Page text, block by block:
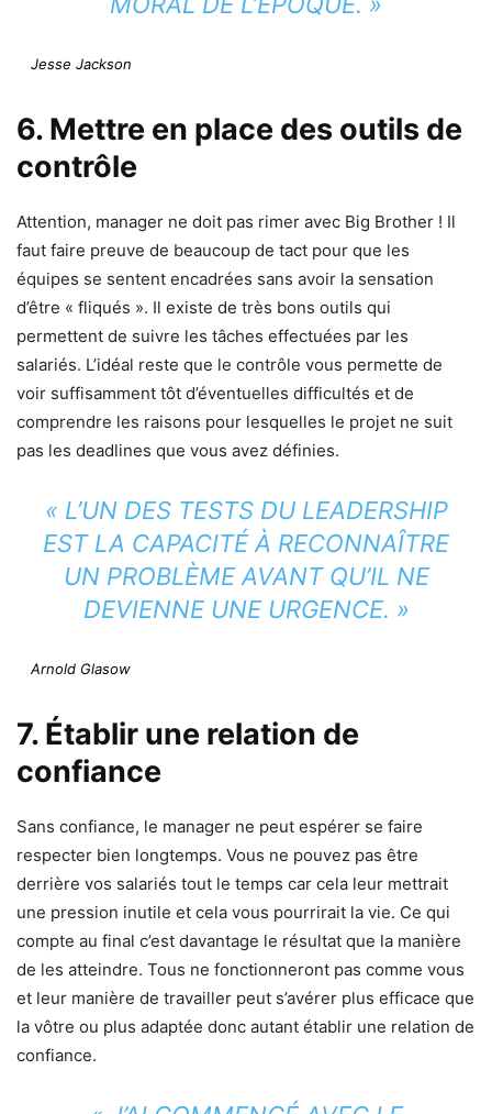
Jesse Jackson
6. Mettre en place des outils de
contrôle
Attention, manager ne doit pas rimer avec Big Brother ! Il
faut faire preuve de beaucoup de tact pour que les
équipes se sentent encadrées sans avoir la sensation
d’être « fliqués ». Il existe de très bons outils qui
permettent de suivre les tâches effectuées par les
salariés. L’idéal reste que le contrôle vous permette de
voir suffisamment tôt d’éventuelles difficultés et de
comprendre les raisons pour lesquelles le projet ne suit
pas les deadlines que vous avez définies.
« L’UN DES TESTS DU LEADERSHIP
EST LA CAPACITÉ À RECONNAÎTRE
UN PROBLÈME AVANT QU’IL NE
DEVIENNE UNE URGENCE. »
Arnold Glasow
7. Établir une relation de
confiance
Sans confiance, le manager ne peut espérer se faire
respecter bien longtemps. Vous ne pouvez pas être
derrière vos salariés tout le temps car cela leur mettrait
une pression inutile et cela vous pourrirait la vie. Ce qui
compte au final c’est davantage le résultat que la manière
de les atteindre. Tous ne fonctionneront pas comme vous
et leur manière de travailler peut s’avérer plus efficace que
la vôtre ou plus adaptée donc autant établir une relation de
confiance.